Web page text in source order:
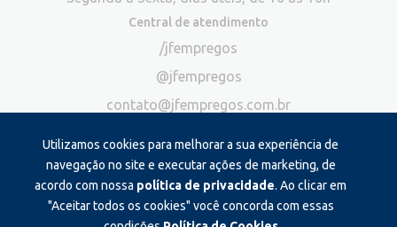
Utilizamos cookies para melhorar a sua experiência de
navegação no site e executar ações de marketing, de
acordo com nossa política de privacidade. Ao clicar em
"Aceitar todos os cookies" você concorda com essas
Central de atendimento
/jfempregos
@jfempregos
contato@jfempregos.com.br
Publicidade
*Exclusivo para atendimento via chat. Não atendemos ligações neste
canal